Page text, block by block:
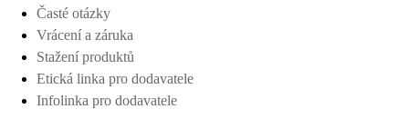
Časté otázky
Vrácení a záruka
Stažení produktů
Etická linka pro dodavatele
Infolinka pro dodavatele